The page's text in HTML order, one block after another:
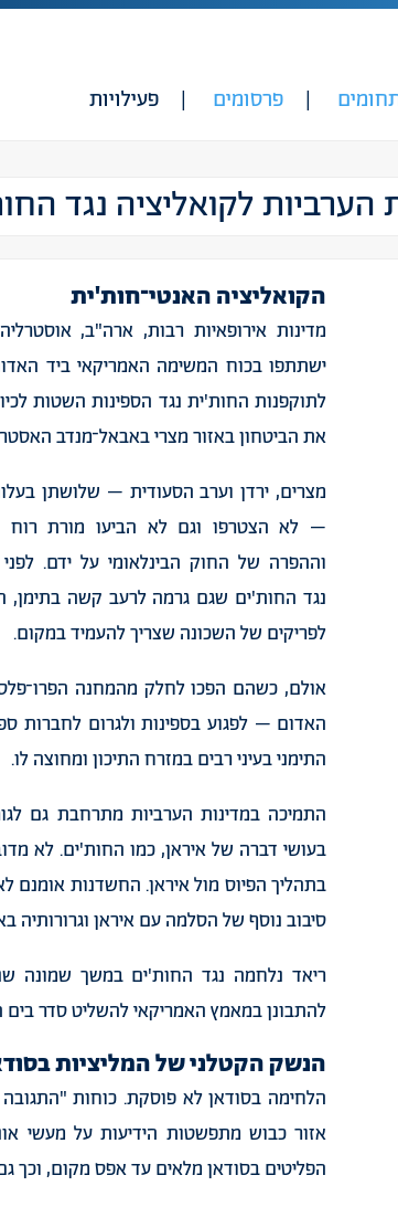
פרסומים פעילויות
לקואליציה נגד
הקואליציה האנטי־חות'ית
מדינות אירופאיות רבות, ארה"ב,אוסטרליה
ישתתפו בכוח המשימה האמריקאי ביד
לתוקפנות החות'ית נגד הספינות השטות
את הביטחוןבאזור מצריבאבאל־מנדב
מצרים, ירדן וערב הסעודית – שלושתן
– לא הצטרפו וגם לא הביעו מורת רוח
וההפרה של החוק הבינלאומי על ידם. לפני
נגד החות'ים שגם גרמה לרעב קשה בתימן,
לפריקים של השכונה שצריךלהעמידבמקום.
אולם, כשהם הפכו לחלק מהמחנה
האדום –לפגוע בספינות ולגרום לחברות
התימניבעינירבים במזרח התיכון ומחוצהלו.
התמיכה במדינות הערביות מתרחבת גם
בעושי דברה של איראן,כמו החות'ים.לא
בתהליך הפיוס מולאיראן. החשדנות אומנם
סיבוב נוסף של הסלמהעם איראן וגרורותיה
ריאד נלחמה נגד החות'ים במשך שמונה
להתבונןבמאמץ האמריקאילהשליטסדרבים
הנשקהקטלנישלהמליציות
הלחימה בסודאן לא פוסקת. כוחות"התגובה
אזור כבוש מתפשטות הידיעות על מעשי
הפליטים בסודאן מלאים עדאפס מקום, וכך